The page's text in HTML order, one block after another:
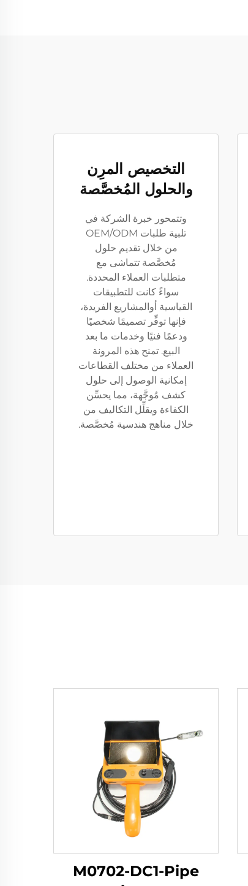
التخصيص المرِن
والحلول المُخصَّصة
وتتمحور خبرة الشركة في
تلبية طلبات OEM/ODM
من خلال تقديم حلول
مُخصَّصة تتماشى مع
متطلبات العملاء المحددة.
سواءً كانت للتطبيقات
القياسية أوالمشاريع الفريدة،
فإنها توفِّر تصميمًا شخصيًا
ودعمًا فنيًا وخدمات ما بعد
البيع. تمنح هذه المرونة
العملاء من مختلف القطاعات
إمكانية الوصول إلى حلول
كشف مُوجَّهة، مما يحسِّن
الكفاءة ويقلِّل التكاليف من
خلال مناهج هندسية مُخصَّصة.
M0702-DC1-Pipe